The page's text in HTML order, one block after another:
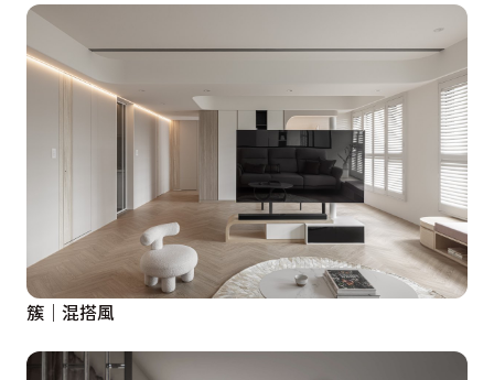
簇｜混搭風